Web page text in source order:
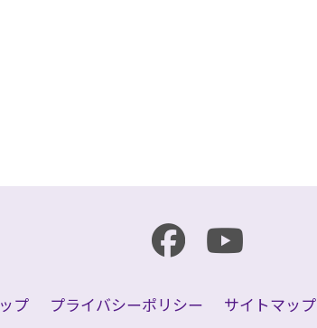
プ プライバシーポリシー サイトマップ